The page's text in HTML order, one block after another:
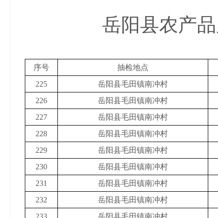
岳阳县农产
序号
抽检地点
225
岳阳县毛田镇南冲村
226
岳阳县毛田镇南冲村
227
岳阳县毛田镇南冲村
228
岳阳县毛田镇南冲村
229
岳阳县毛田镇南冲村
230
岳阳县毛田镇南冲村
231
岳阳县毛田镇南冲村
232
岳阳县毛田镇南冲村
233
岳阳县毛田镇南冲村